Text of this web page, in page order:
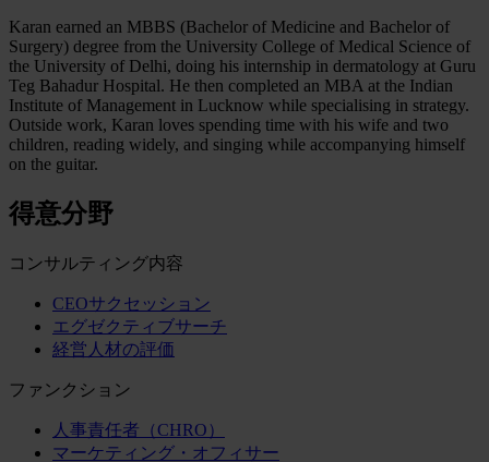
Karan earned an MBBS (Bachelor of Medicine and Bachelor of
Surgery) degree from the University College of Medical Science of
the University of Delhi, doing his internship in dermatology at Guru
Teg Bahadur Hospital. He then completed an MBA at the Indian
Institute of Management in Lucknow while specialising in strategy.
Outside work, Karan loves spending time with his wife and two
children, reading widely, and singing while accompanying himself
on the guitar.
得意分野
コンサルティング内容
CEOサクセッション
エグゼクティブサーチ
経営人材の評価
ファンクション
人事責任者（CHRO）
マーケティング・オフィサー